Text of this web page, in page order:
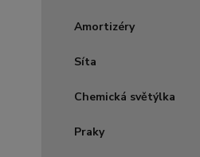
Amortizéry
Síta
Chemická světýlka
Praky